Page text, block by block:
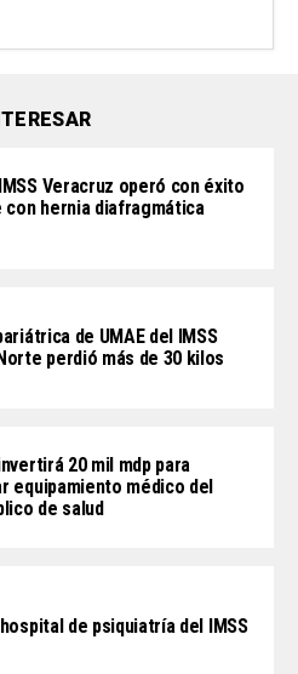
Veracruz operó con éxito
con hernia diafragmática
de UMAE del IMSS
perdió más de 30 kilos
20 mil mdp para
equipamiento médico del
de salud
de psiquiatría del IMSS